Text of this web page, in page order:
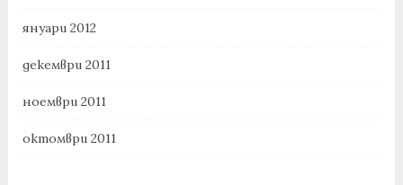
януари 2012
декември 2011
ноември 2011
октомври 2011